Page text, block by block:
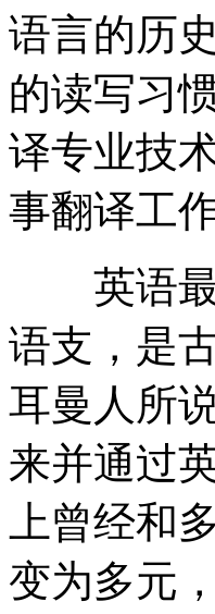
语言的历
的读写习
译专业技
事翻译工作
英语最
语支，是
耳曼人所
来并通过
上曾经和
变为多元